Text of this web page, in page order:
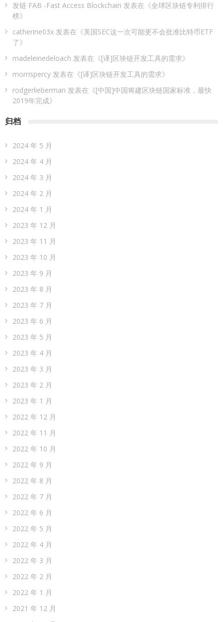
发链 FAB -Fast Access Blockchain 发表在《全球区块链专利排行
榜》
catherine03x 发表在《美国SEC这一次可能更不会批准比特币ETF
了》
madeleinedeloach 发表在《[译]区块链开发工具的需求》
morrispercy 发表在《[译]区块链开发工具的需求》
rodgerlieberman 发表在《[中国]中国将建区块链国家标准，最快
2019年完成》
归档
2024 年 5 月
2024 年 4 月
2024 年 3 月
2024 年 2 月
2024 年 1 月
2023 年 12 月
2023 年 11 月
2023 年 10 月
2023 年 9 月
2023 年 8 月
2023 年 7 月
2023 年 6 月
2023 年 5 月
2023 年 4 月
2023 年 3 月
2023 年 2 月
2023 年 1 月
2022 年 12 月
2022 年 11 月
2022 年 10 月
2022 年 9 月
2022 年 8 月
2022 年 7 月
2022 年 6 月
2022 年 5 月
2022 年 4 月
2022 年 3 月
2022 年 2 月
2022 年 1 月
2021 年 12 月